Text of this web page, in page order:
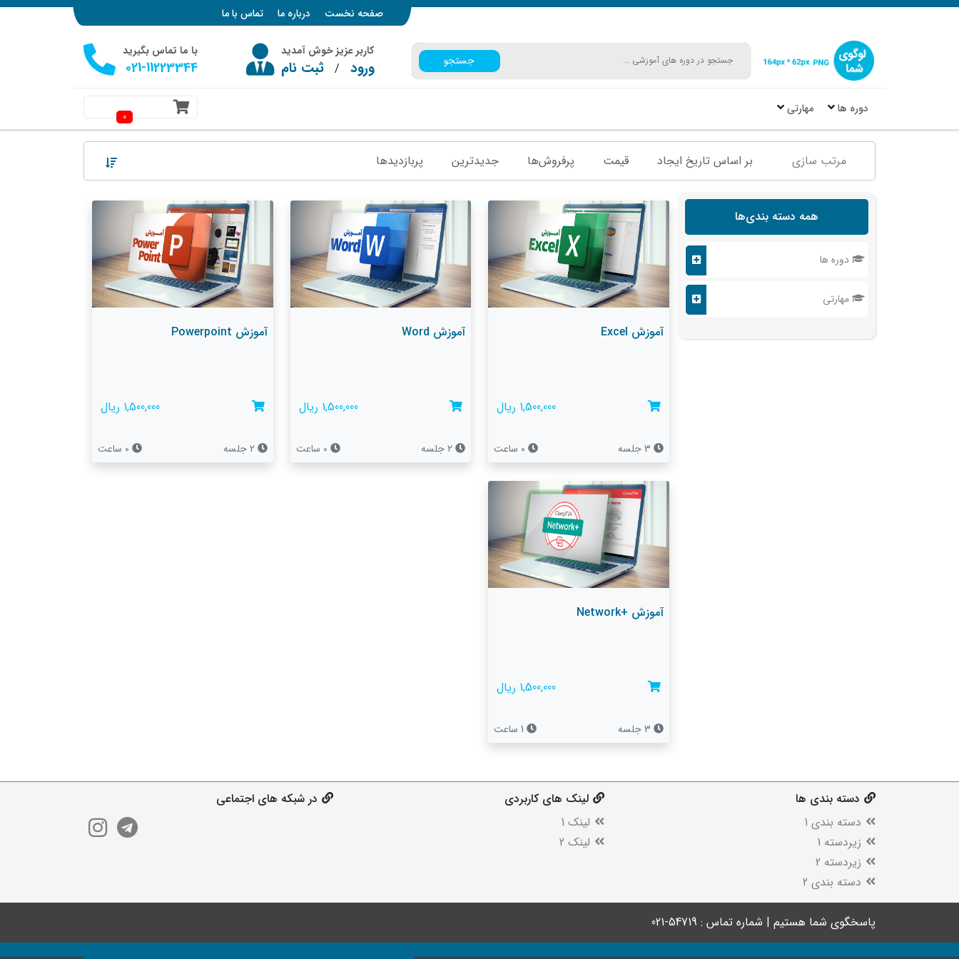
صفحه نخست درباره ما تماس با ما
جستجو
کاربر عزیز خوش آمدید
ورود /ثبت نام
با ما تماس بگیرید
021-11223344
دوره ها مهارتی
0
مرتب سازی بر اساس تاریخ ایجاد قیمت پرفروش‌ها جدیدترین پربازدید‌ها
همه دسته بندی‌ها
دوره ها
مهارتی
آموزش Excel
1,500,000 ریال
0 ساعت
آموزش Word
1,500,000 ریال
2 جلسه
آموزش Powerpoint
1,500,000 ریال
2 جلسه 0 ساعت
آموزش +Network
1,500,000 ریال
1 ساعت
دسته بندی ها
دسته بندی 1
زیردسته 1
زیردسته 2
دسته بندی 2
لینک های کاربردی
لینک 1
لینک 2
در شبکه های اجتماعی
پاسخگوی شما هستیم | شماره تماس : 54719-021